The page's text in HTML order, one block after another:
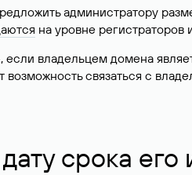
администратору
на уровне
владельцем домена
связаться с
срока его